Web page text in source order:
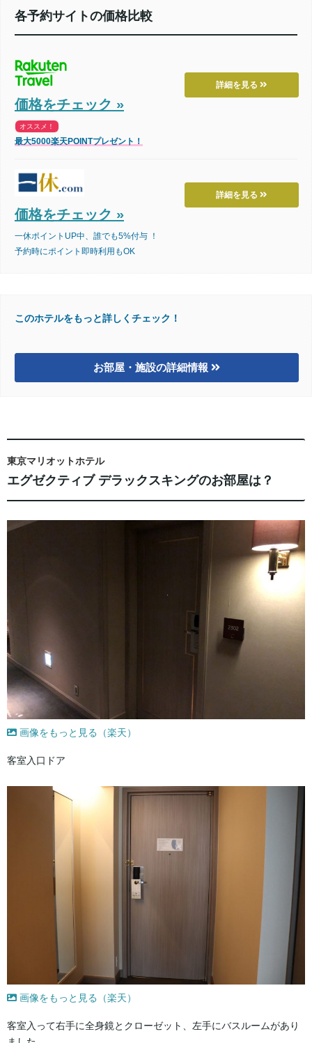
各予約サイトの価格比較
詳細を見る
価格をチェック »
オススメ！
最大5000楽天POINTプレゼント！
詳細を見る
価格をチェック »
一休ポイントUP中、誰でも5%付与 ！
予約時にポイント即時利用もOK
このホテルをもっと詳しくチェック！
お部屋・施設の詳細情報
東京マリオットホテル
エグゼクティブ デラックスキングのお部屋は？
画像をもっと見る（楽天）
客室入口ドア
画像をもっと見る（楽天）
客室入って右手に全身鏡とクローゼット、左手にバスルームがあり